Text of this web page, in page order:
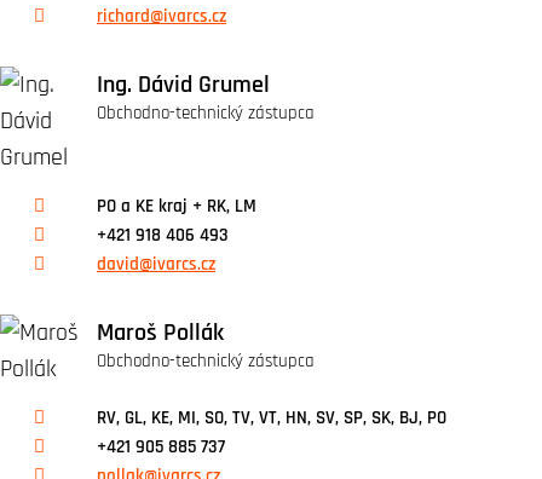
richard@ivarcs.cz
Ing. Dávid Grumel
Obchodno-technický zástupca
PO a KE kraj + RK, LM
+421 918 406 493
david@ivarcs.cz
Maroš Pollák
Obchodno-technický zástupca
RV, GL, KE, MI, SO, TV, VT, HN, SV, SP, SK, BJ, PO
+421 905 885 737